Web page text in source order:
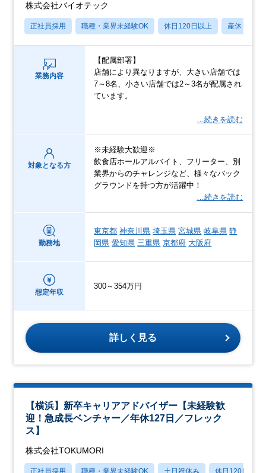
株式会社バイオテック
正社員採用 職種・業界未経験OK 休日120日以上 産休・育休
業務内容
【配属部署】
店舗により異なりますが、大きい店舗では
7～8名、小さい店舗では2～3名が配属され
ています。
…続きを読む
対象となる方
※未経験大歓迎※
飲食店ホールアルバイト、フリーター、別
業界からのチャレンジなど、様々なバック
グラウンドを持つ方が活躍中！
…続きを読む
勤務地
東京都 神奈川県 埼玉県 宮城県 岐阜県 静
岡県 愛知県 三重県 京都府 大阪府
想定年収
300～354万円
詳しく見る
【横浜】新卒キャリアアドバイザー【未経験歓
迎！急成長ベンチャー／年休127日／フレック
ス】
株式会社TOKUMORI
正社員採用 職種・業界未経験OK 土日祝休み 休日120日以上